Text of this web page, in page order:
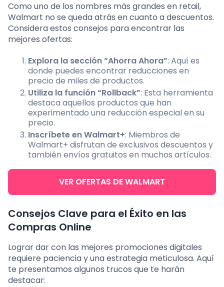
Como uno de los nombres más grandes en retail,
Walmart no se queda atrás en cuanto a descuentos.
Considera estos consejos para encontrar las
mejores ofertas:
Explora la sección “Ahorra Ahora”: Aquí es
donde puedes encontrar reducciones en
precio de miles de productos.
Utiliza la función “Rollback”: Esta herramienta
destaca aquellos productos que han
experimentado una reducción especial en su
precio.
Inscríbete en Walmart+: Miembros de
Walmart+ disfrutan de exclusivos descuentos y
también envíos gratuitos en muchos artículos.
VER OFERTAS DE WALMART
Consejos Clave para el Éxito en las
Compras Online
Lograr dar con las mejores promociones digitales
requiere paciencia y una estrategia meticulosa. Aquí
te presentamos algunos trucos que te harán
destacar: